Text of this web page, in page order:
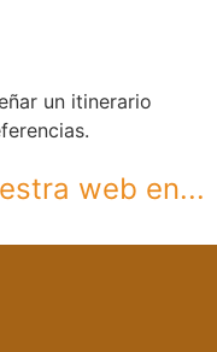
un itinerario
web en...